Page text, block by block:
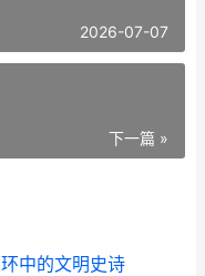
2026-07-07
下一篇 »
中的文明史诗